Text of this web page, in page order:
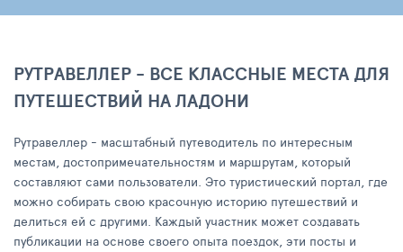
РУТРАВЕЛЛЕР - ВСЕ КЛАССНЫЕ МЕСТА ДЛЯ
ПУТЕШЕСТВИЙ НА ЛАДОНИ
Рутравеллер - масштабный путеводитель по интересным
местам, достопримечательностям и маршрутам, который
составляют сами пользователи. Это туристический портал, где
можно собирать свою красочную историю путешествий и
делиться ей с другими. Каждый участник может создавать
публикации на основе своего опыта поездок, эти посты и